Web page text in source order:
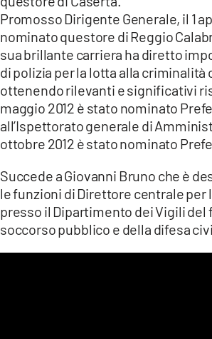
Promosso Dirigente Generale, il 1
nominato questore di Reggio
sua brillante carriera ha diretto
di polizia per la lotta alla criminalità
ottenendo rilevanti e significativi
maggio 2012 è stato nominato
all’Ispettorato generale di
ottobre 2012 è stato nominato
Succede a Giovanni Bruno che è
le funzioni di Direttore centrale per
presso il Dipartimento dei Vigili del
soccorso pubblico e della difesa